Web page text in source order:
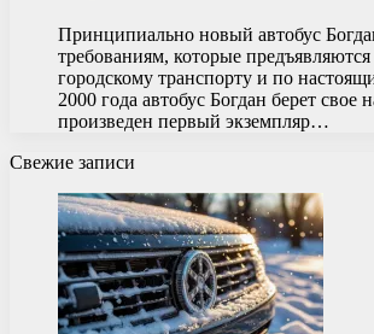
Принципиально новый автобус
требованиям, которые
городскому транспорту и по
2000 года автобус Богдан берет свое
произведен первый экземпляр…
Свежие записи